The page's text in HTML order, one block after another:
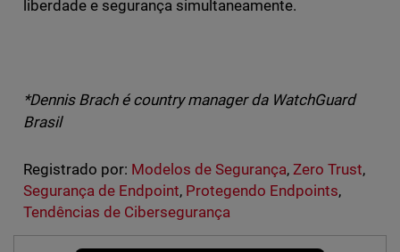
liberdade e segurança simultaneamente.
*Dennis Brach é country manager da WatchGuard
Brasil
Registrado por: Modelos de Segurança,Zero Trust,
Segurança de Endpoint, Protegendo Endpoints,
Tendências de Cibersegurança